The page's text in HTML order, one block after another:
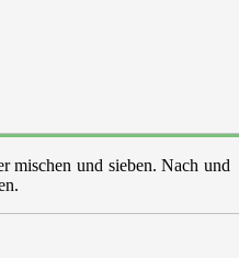
mischen und sieben. Nach und